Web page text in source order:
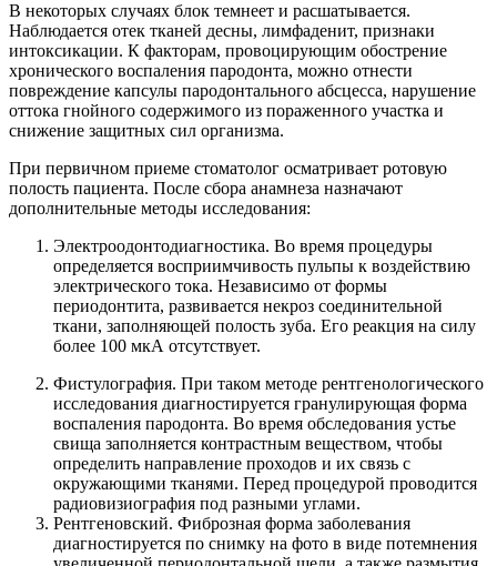
В некоторых случаях блок темнеет и расшатывается.
Наблюдается отек тканей десны, лимфаденит, признаки
интоксикации. К факторам, провоцирующим обострение
хронического воспаления пародонта, можно отнести
повреждение капсулы пародонтального абсцесса, нарушение
оттока гнойного содержимого из пораженного участка и
снижение защитных сил организма.
При первичном приеме стоматолог осматривает ротовую
полость пациента. После сбора анамнеза назначают
дополнительные методы исследования:
Электроодонтодиагностика. Во время процедуры
определяется восприимчивость пульпы к воздействию
электрического тока. Независимо от формы
периодонтита, развивается некроз соединительной
ткани, заполняющей полость зуба. Его реакция на силу
более 100 мкА отсутствует.
Фистулография. При таком методе рентгенологического
исследования диагностируется гранулирующая форма
воспаления пародонта. Во время обследования устье
свища заполняется контрастным веществом, чтобы
определить направление проходов и их связь с
окружающими тканями. Перед процедурой проводится
радиовизиография под разными углами.
Рентгеновский. Фиброзная форма заболевания
диагностируется по снимку на фото в виде потемнения